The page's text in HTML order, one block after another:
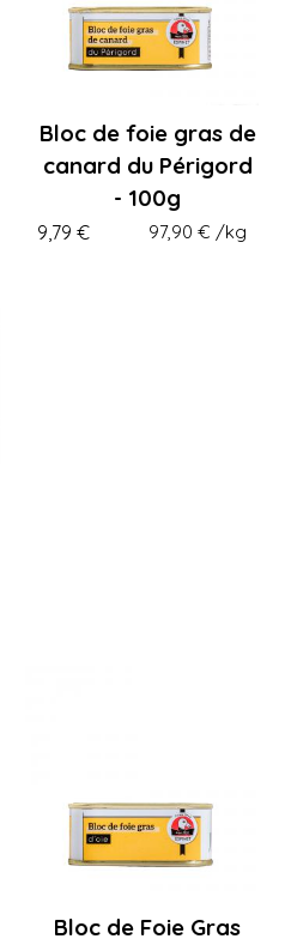
Bloc de foie gras de
canard du Périgord
- 100g
9,79 € 97,90 € /kg
Bloc de Foie Gras